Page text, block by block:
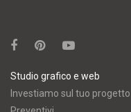
Studio grafico e web
Investiamo sul tuo progetto